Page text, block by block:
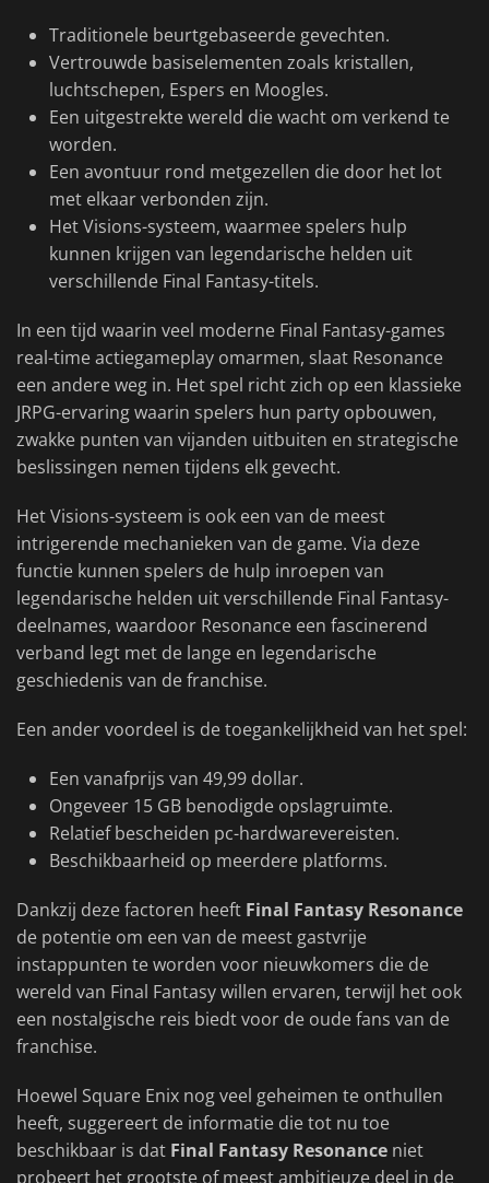
Traditionele beurtgebaseerde gevechten.
Vertrouwde basiselementen zoals kristallen,
luchtschepen, Espers en Moogles.
Een uitgestrekte wereld die wacht om verkend te
worden.
Een avontuur rond metgezellen die door het lot
met elkaar verbonden zijn.
Het Visions-systeem, waarmee spelers hulp
kunnen krijgen van legendarische helden uit
verschillende Final Fantasy-titels.
In een tijd waarin veel moderne Final Fantasy-games
real-time actiegameplay omarmen, slaat Resonance
een andere weg in. Het spel richt zich op een klassieke
JRPG-ervaring waarin spelers hun party opbouwen,
zwakke punten van vijanden uitbuiten en strategische
beslissingen nemen tijdens elk gevecht.
Het Visions-systeem is ook een van de meest
intrigerende mechanieken van de game. Via deze
functie kunnen spelers de hulp inroepen van
legendarische helden uit verschillende Final Fantasy-
deelnames, waardoor Resonance een fascinerend
verband legt met de lange en legendarische
geschiedenis van de franchise.
Een ander voordeel is de toegankelijkheid van het spel:
Een vanafprijs van 49,99 dollar.
Ongeveer 15 GB benodigde opslagruimte.
Relatief bescheiden pc-hardwarevereisten.
Beschikbaarheid op meerdere platforms.
Dankzij deze factoren heeft Final Fantasy Resonance
de potentie om een van de meest gastvrije
instappunten te worden voor nieuwkomers die de
wereld van Final Fantasy willen ervaren, terwijl het ook
een nostalgische reis biedt voor de oude fans van de
franchise.
Hoewel Square Enix nog veel geheimen te onthullen
heeft, suggereert de informatie die tot nu toe
beschikbaar is dat Final Fantasy Resonance niet
probeert het grootste of meest ambitieuze deel in de